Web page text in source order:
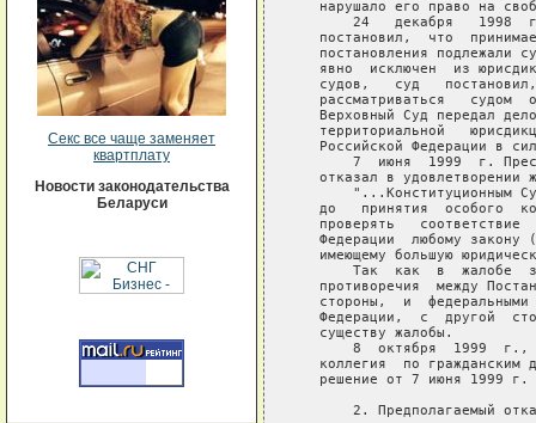
Секс все чаще заменяет
квартплату
Новости законодательства
Беларуси